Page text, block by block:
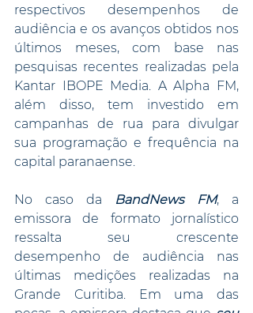
respectivos desempenhos de
audiência e os avanços obtidos nos
últimos meses, com base nas
pesquisas recentes realizadas pela
Kantar IBOPE Media. A Alpha FM,
além disso, tem investido em
campanhas de rua para divulgar
sua programação e frequência na
capital paranaense.
No caso da BandNews FM, a
emissora de formato jornalístico
ressalta seu crescente
desempenho de audiência nas
últimas medições realizadas na
Grande Curitiba. Em uma das